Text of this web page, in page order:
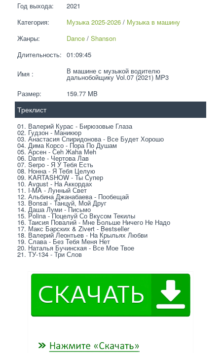
Год выхода:
2021
Категория:
Музыка 2025-2026 / Музыка в машину
Жанры:
Dance / Shanson
Длительность: 01:09:45
Имя : В машине с музыкой водителю
дальнобойщику Vol.07 (2021) MP3
Размер:
159.77 MB
Треклист
01. Валерий Курас - Бирюзовые Глаза
02. Гудзон - Маникюр
03. Анастасия Спиридонова - Все Будет Хорошо
04. Дима Корсо - Пора По Душам
05. Арсен - Сeh Жaha Мeh
06. Dante - Чертова Лав
07. Serpo - Я У Тебя Есть
08. Нонна - Я Тебя Целую
09. KARTASHOW - Ты Супер
10. Avgust - На Аккордах
11. I-MA - Лунный Свет
12. Альбина Джанабаева - Пообещай
13. Bonsai - Танцуй, Мой Друг
14. Даша Луми - Письмо
15. Polina - Поцелуй Со Вкусом Текилы
16. Таисия Повалий - Мне Больше Ничего Не Надо
17. Макс Барских & Zivert - Bestseller
18. Валерий Леонтьев - На Крыльях Любви
19. Слава - Без Тебя Меня Нет
20. Наталья Бучинская - Все Мое Твое
21. ТУ-134 - Три Слов